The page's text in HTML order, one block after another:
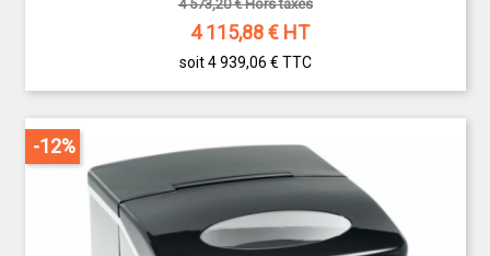
4 573,20 € Hors taxes
4 115,88€ HT
soit 4 939,06 € TTC
-12%